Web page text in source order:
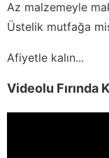
Az malzemeyle
Üstelik mutfağa
Afiyetle kalın...
Videolu Fırında